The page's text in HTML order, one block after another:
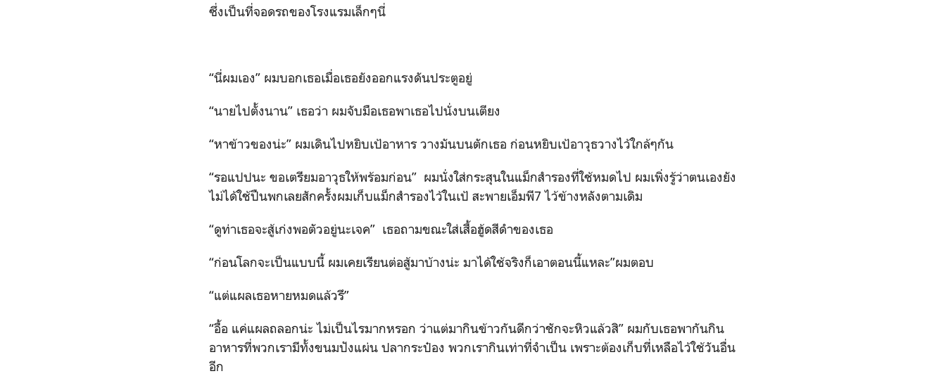
ซึ่งเป็นที่จอดรถของโรงแรมเล็กๆนี่
“นี่ผมเอง” ผมบอกเธอเมื่อเธอยังออกแรงดันประตูอยู่
“นายไปตั้งนาน” เธอว่า ผมจับมือเธอพาเธอไปนั่งบนเตียง
“หาข้าวของน่ะ” ผมเดินไปหยิบเป้อาหาร วางมันบนตักเธอ ก่อนหยิบเป้อาวุธวางไว้ใกล้ๆกัน
“รอแปปนะ ขอเตรียมอาวุธให้พร้อมก่อน” ผมนั่งใส่กระสุนในแม็กสำรองที่ใช้หมดไป ผมเพิ่งรู้ว่าตนเองยัง
ไม่ได้ใช้ปืนพกเลยสักครั้งผมเก็บแม็กสำรองไว้ในเป้ สะพายเอ็มพี7 ไว้ข้างหลังตามเดิม
“ดูท่าเธอจะสู้เก่งพอตัวอยู่นะเจค” เธอถามขณะใส่เสื้อฮู้ดสีดำของเธอ
“ก่อนโลกจะเป็นแบบนี้ ผมเคยเรียนต่อสู้มาบ้างน่ะ มาได้ใช้จริงก็เอาตอนนี้แหละ”ผมตอบ
“แต่แผลเธอหายหมดแล้วรึ”
“อื้อ แค่แผลถลอกน่ะ ไม่เป็นไรมากหรอก ว่าแต่มากินข้าวกันดีกว่าชักจะหิวแล้วสิ” ผมกับเธอพากันกิน
อาหารที่พวกเรามีทั้งขนมปังแผ่น ปลากระป๋อง พวกเรากินเท่าที่จำเป็น เพราะต้องเก็บที่เหลือไว้ใช้วันอื่น
อีก